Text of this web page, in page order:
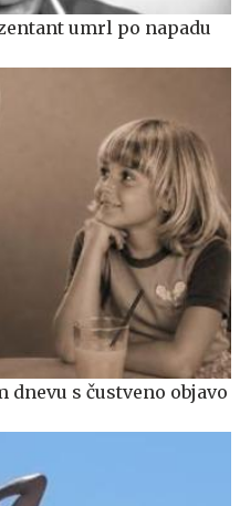
umrl po napadu
dnevu s čustveno objavo